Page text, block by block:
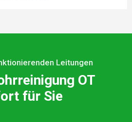
Leitungen
OT
für Sie